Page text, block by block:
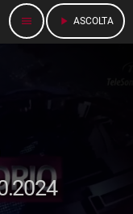
menu play_arrow ASCOLTA